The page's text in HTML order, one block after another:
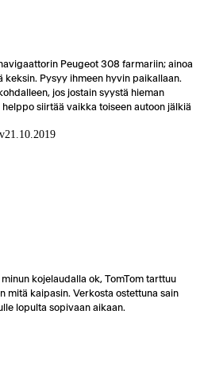
Peugeot 308 farmariin; ainoa
keksin. Pysyy ihmeen hyvin paikallaan.
jos jostain syystä hieman
siirtää vaikka toiseen autoon jälkiä
21.10.2019
kojelaudalla ok, TomTom tarttuu
mitä kaipasin. Verkosta ostettuna sain
lopulta sopivaan aikaan.